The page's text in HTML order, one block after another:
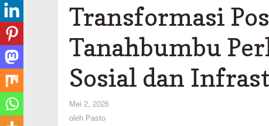
Transformasi
Tanahbumbu
Sosial dan
Mei 2, 2026
oleh Pasto